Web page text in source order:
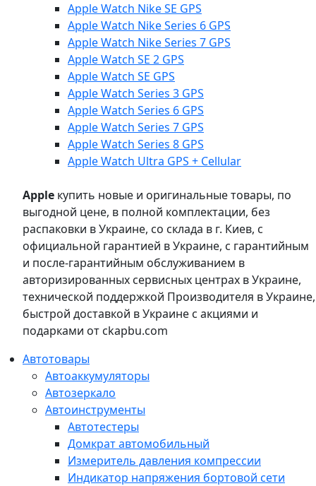
Apple Watch Nike SE GPS
Apple Watch Nike Series 6 GPS
Apple Watch Nike Series 7 GPS
Apple Watch SE 2 GPS
Apple Watch SE GPS
Apple Watch Series 3 GPS
Apple Watch Series 6 GPS
Apple Watch Series 7 GPS
Apple Watch Series 8 GPS
Apple Watch Ultra GPS + Cellular
Apple купить новые и оригинальные товары, по
выгодной цене, в полной комплектации, без
распаковки в Украине, со склада в г. Киев, с
официальной гарантией в Украине, с гарантийным
и после-гарантийным обслуживанием в
авторизированных сервисных центрах в Украине,
технической поддержкой Производителя в Украине,
быстрой доставкой в Украине с акциями и
подарками от ckapbu.com
Автотовары
Автоаккумуляторы
Автозеркало
Автоинструменты
Автотестеры
Домкрат автомобильный
Измеритель давления компрессии
Индикатор напряжения бортовой сети